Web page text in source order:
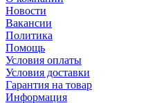
Новости
Вакансии
Политика
Помощь
Условия оплаты
Условия доставки
Гарантия на товар
Информация